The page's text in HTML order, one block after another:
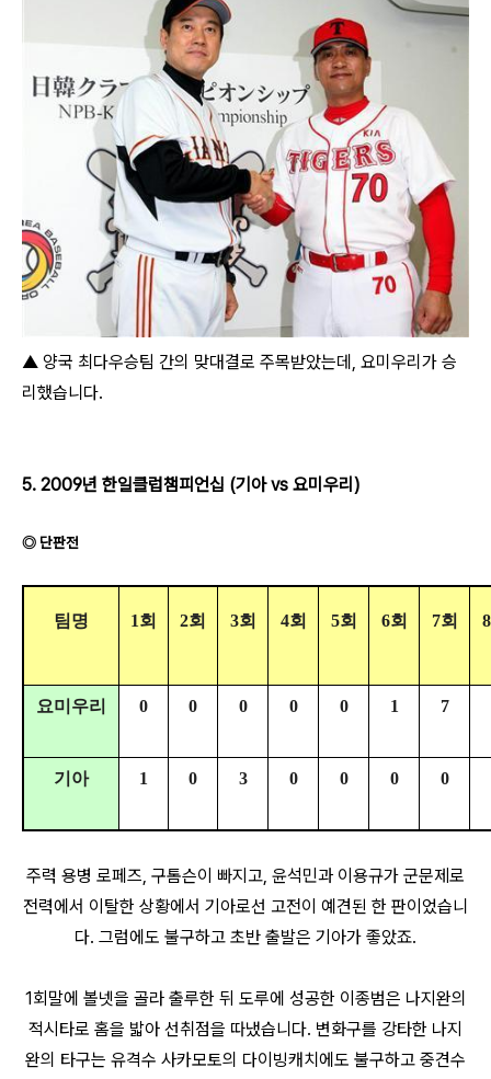
▲ 양국 최다우승팀 간의 맞대결로 주목받았는데, 요미우리가 승
리했습니다.
5. 2009년 한일클럽챔피언십 (기아 vs 요미우리)
◎ 단판전
팀명 1회 2회 3회 4회 5회 6회 7회
요미우리 0 0 0 0 0 1 7
기아 1 0 3 0 0 0 0
주력 용병 로페즈, 구톰슨이 빠지고, 윤석민과 이용규가 군문제로
전력에서 이탈한 상황에서 기아로선 고전이 예견된 한 판이었습니
다. 그럼에도 불구하고 초반 출발은 기아가 좋았죠.
1회말에 볼넷을 골라 출루한 뒤 도루에 성공한 이종범은 나지완의
적시타로 홈을 밟아 선취점을 따냈습니다. 변화구를 강타한 나지
완의 타구는 유격수 사카모토의 다이빙캐치에도 불구하고 중견수